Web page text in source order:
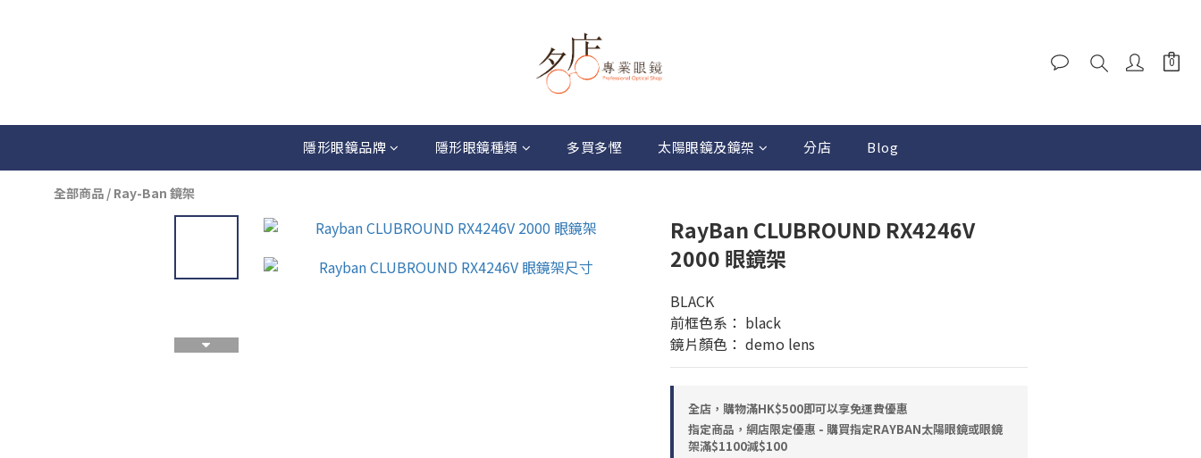
隱形眼鏡品牌 隱形眼鏡種類 多買多慳 太陽眼鏡及鏡架 分店 Blog
全部商品 / Ray-Ban 鏡架
RayBan CLUBROUND RX4246V
2000 眼鏡架
BLACK
前框色系： black
鏡片顏色： demo lens
全店，購物滿HK$500即可以享免運費優惠
指定商品，網店限定優惠 - 購買指定RAYBAN太陽眼鏡或眼鏡
架滿$1100減$100